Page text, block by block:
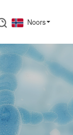
Noors